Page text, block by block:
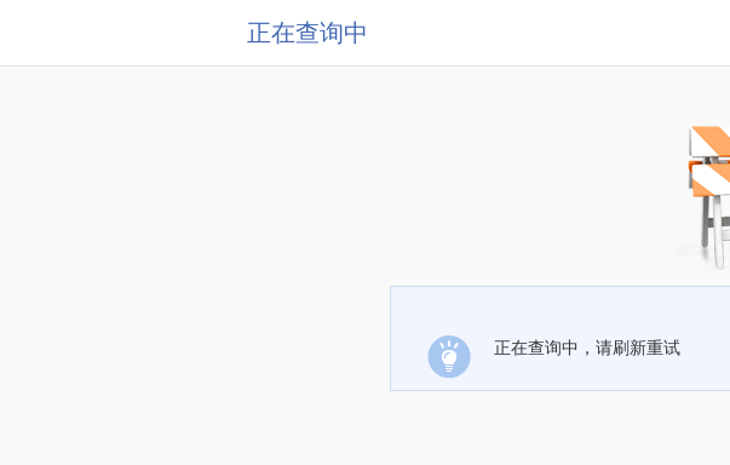
正在查询中
正在查询中，请刷新重试